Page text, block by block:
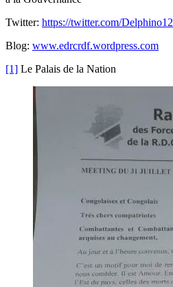
Twitter: https://twitter.com/Delphino12
Blog: www.edrcrdf.wordpress.com
[1] Le Palais de la Nation